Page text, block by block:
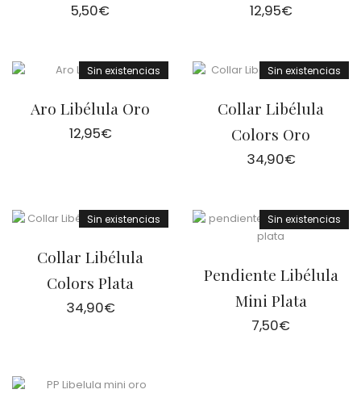
5,50€ 12,95€
Sin existencias
Aro Libélula Oro
12,95€
Sin existencias
Collar Libélula
Colors Oro
34,90€
Sin existencias
Collar Libélula
Colors Plata
34,90€
Sin existencias
Pendiente Libélula
Mini Plata
7,50€